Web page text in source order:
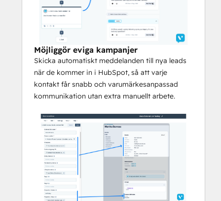
varumärket.
Balansera franchisetagarens
autonomi med tillsyn
Använd mallar och målgrupper för att
möjliggöra snabba utrullningar med
varumärket i fokus.
Utveckla bortom generiska
textmeddelanden
Skräddarsy meddelanden till platser och
individer för att öka engagemanget.
Utnyttja franchisecentrerad
analys
Ta reda på vad som fungerar på makro-
och mikronivå.
Standardisera framgång över hela
Möjliggör eviga kampanjer
Skicka automatiskt meddelanden till nya leads
när de kommer in i HubSpot, så att varje
kontakt får snabb och varumärkesanpassad
kommunikation utan extra manuellt arbete.